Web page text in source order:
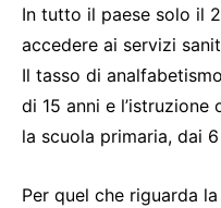
In tutto il paese solo il
accedere ai servizi
Il tasso di
di 15 anni e
la scuola primaria, dai
Per quel che riguarda